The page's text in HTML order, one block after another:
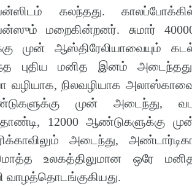
கலந்தது.
மறைகின்றனர். சுமார்
முன் ஆஸ்திரேலியாவையும்
புதிய மனித இனம்
வழியாக, நிலவழியாக
முன் அடைந்து,
12000 ஆண்டுகளுக்கு
அடைந்து,
உலகத்திலுமான ஒரே
வாழத்தொடங்குகியது.